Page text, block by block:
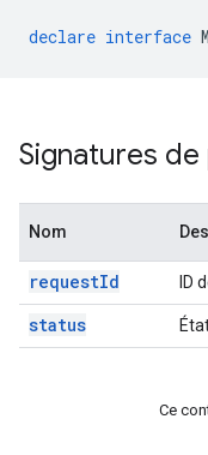
declare interface
Signatures
Nom
requestId ID
status
Ce